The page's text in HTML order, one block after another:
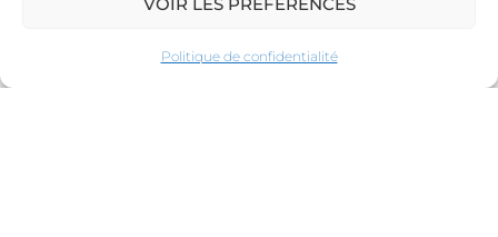
Politique de confidentialité